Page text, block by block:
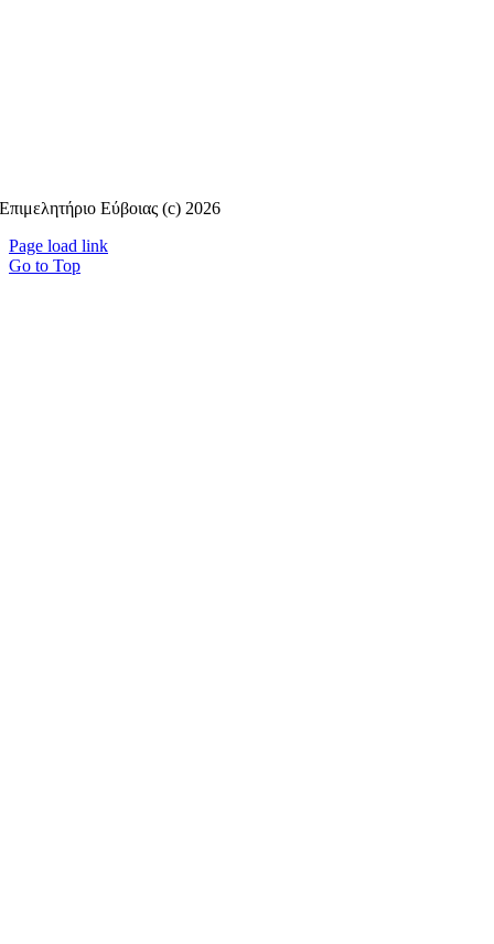
Επιμελητήριο Εύβοιας (c) 2026
Page load link
Go to Top